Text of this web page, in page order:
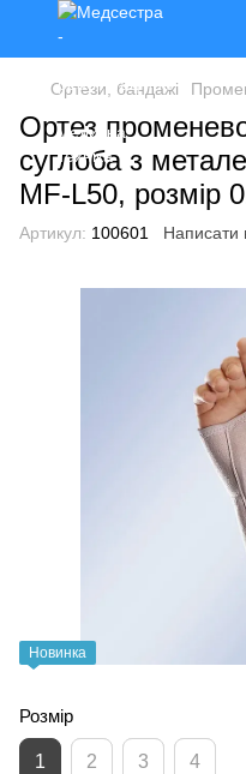
Ортези, бандажі
Ортез
суглоба з
MF-L50, розмір
Артикул: 100601 Написати
Новинка
Розмір
1 2 3 4